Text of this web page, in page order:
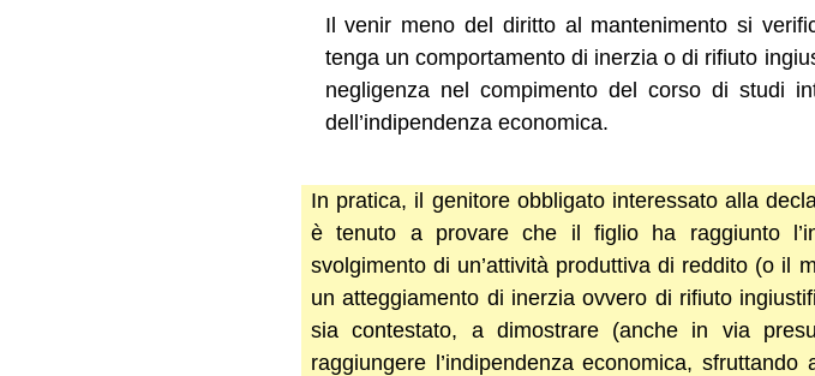
Il venir meno del diritto al mantenimento si
tenga un comportamento di inerzia o di rifiuto
negligenza nel compimento del corso di studi
dell’indipendenza economica.
In pratica, il genitore obbligato interessato alla
è tenuto a provare che il figlio ha raggiunto
svolgimento di un’attività produttiva di reddito (o il
un atteggiamento di inerzia ovvero di rifiuto
sia contestato, a dimostrare (anche in via
raggiungere l’indipendenza economica,